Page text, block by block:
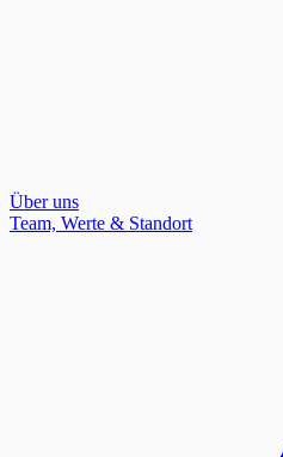
Über uns
Team, Werte & Standort